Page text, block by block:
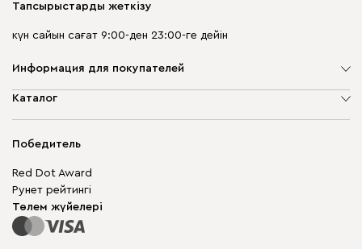
Тапсырыстарды жеткізу
күн сайын сағат 9:00-ден 23:00-ге дейін
Информация для покупателей
Компания туралы
Кепілдік
Бизнес үшін
Сайт картасы
Каталог
Шкаф жиһазы
Модульдік жиһаз
Үстелдер мен орындықтар
Победитель
Red Dot Award
Рунет рейтингі
Төлем жүйелері